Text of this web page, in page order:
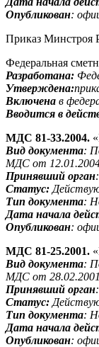
Опубликован:
Приказ Минстроя
Федеральная
Разработана:
Утверждена:
Включена в
Вводится в
МДС 81-33.2004.
Вид документа:
МДС от
Принявший орган:
Статус:
Тип документа:
Дата начала
Опубликован:
МДС 81-25.2001.
Вид документа:
МДС от
Принявший орган:
Статус:
Тип документа:
Дата начала
Опубликован: